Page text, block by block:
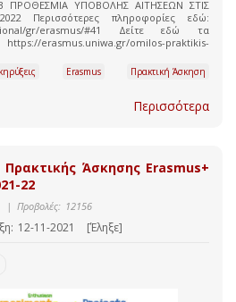
ΠΡΟΘΕΣΜΙΑ ΥΠΟΒΟΛΗΣ ΑΙΤΗΣΕΩΝ ΣΤΙΣ
Περισσότερες πληροφορίες εδώ:
gr/erasmus/#41 Δείτε εδώ τα
erasmus.uniwa.gr/omilos-praktikis-
Erasmus
Πρακτική Άσκηση
Περισσότερα
Άσκησης Erasmus+
22
| Προβολές: 12156
12-11-2021 [Έληξε]